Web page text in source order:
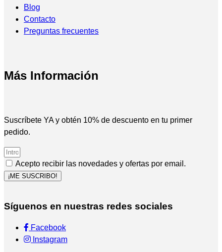
Blog
Contacto
Preguntas frecuentes
Más Información
Suscríbete YA y obtén 10% de descuento en tu primer
pedido.
Acepto recibir las novedades y ofertas por email.
¡ME SUSCRIBO!
Síguenos en nuestras redes sociales
Facebook
Instagram